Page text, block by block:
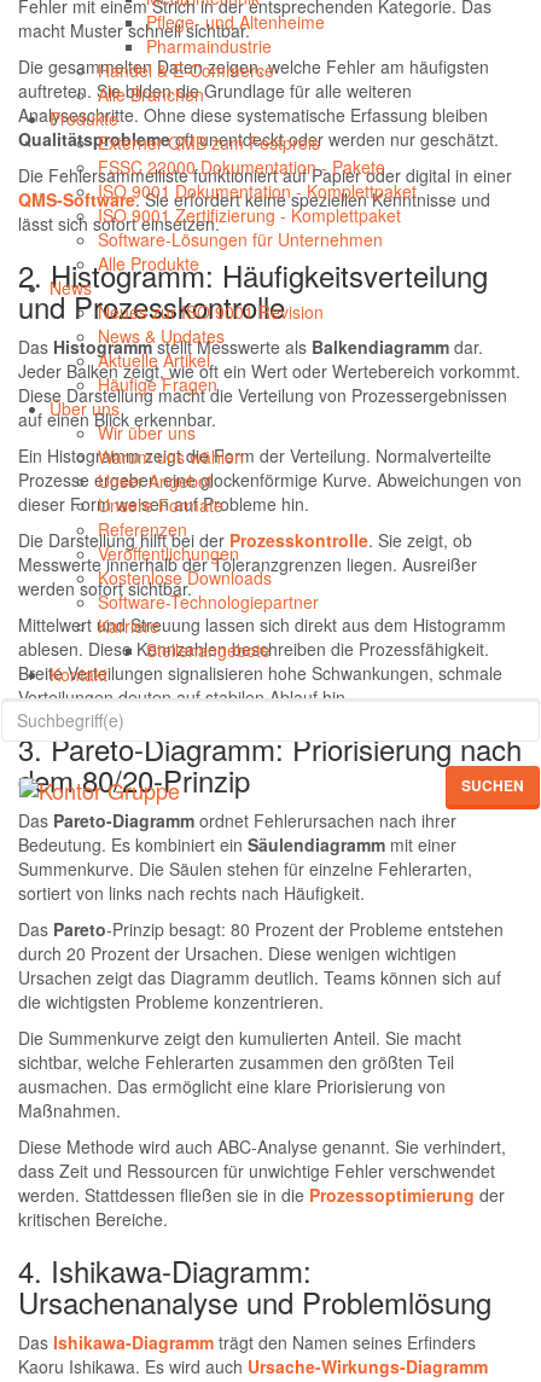
Pflege- und Altenheime
Pharmaindustrie
Handel & E-Commerce
Alle Branchen
Produkte
Externer QMB zum Festpreis
FSSC 22000 Dokumentation - Pakete
ISO 9001 Dokumentation - Komplettpaket
ISO 9001 Zertifizierung - Komplettpaket
Software-Lösungen für Unternehmen
Alle Produkte
News
Neues zur ISO 9001 Revision
News & Updates
Aktuelle Artikel
Häufige Fragen
Über uns
Wir über uns
Warum uns wählen
Unser Angebot
Unsere Formate
Referenzen
Veröffentlichungen
Kostenlose Downloads
Software-Technologiepartner
Karriere
Stellenangebote
Kontakt
SUCHEN
Fehler mit einem Strich in der entsprechenden Kategorie. Das
macht Muster schnell sichtbar.
Die gesammelten Daten zeigen, welche Fehler am häufigsten
auftreten. Sie bilden die Grundlage für alle weiteren
Analyseschritte. Ohne diese systematische Erfassung bleiben
Qualitätsproblemeoft unentdeckt oder werden nur geschätzt.
Die Fehlersammelliste funktioniert auf Papier oder digital in einer
QMS-Software. Sie erfordert keine speziellen Kenntnisse und
lässt sich sofort einsetzen.
2. Histogramm: Häufigkeitsverteilung
und Prozesskontrolle
Das Histogrammstellt Messwerte als Balkendiagramm dar.
Jeder Balken zeigt, wie oft ein Wert oder Wertebereich vorkommt.
Diese Darstellung macht die Verteilung von Prozessergebnissen
auf einen Blick erkennbar.
Ein Histogramm zeigt die Form der Verteilung. Normalverteilte
Prozesse ergeben eine glockenförmige Kurve. Abweichungen von
dieser Form weisen auf Probleme hin.
Die Darstellung hilft bei der Prozesskontrolle. Sie zeigt, ob
Messwerte innerhalb der Toleranzgrenzen liegen. Ausreißer
werden sofort sichtbar.
Mittelwert und Streuung lassen sich direkt aus dem Histogramm
ablesen. Diese Kennzahlen beschreiben die Prozessfähigkeit.
Breite Verteilungen signalisieren hohe Schwankungen, schmale
Verteilungen deuten auf stabilen Ablauf hin.
3. Pareto-Diagramm: Priorisierung nach
dem 80/20-Prinzip
Das Pareto-Diagramm ordnet Fehlerursachen nach ihrer
Bedeutung. Es kombiniert ein Säulendiagramm mit einer
Summenkurve. Die Säulen stehen für einzelne Fehlerarten,
sortiert von links nach rechts nach Häufigkeit.
Das Pareto-Prinzip besagt: 80 Prozent der Probleme entstehen
durch 20 Prozent der Ursachen. Diese wenigen wichtigen
Ursachen zeigt das Diagramm deutlich. Teams können sich auf
die wichtigsten Probleme konzentrieren.
Die Summenkurve zeigt den kumulierten Anteil. Sie macht
sichtbar, welche Fehlerarten zusammen den größten Teil
ausmachen. Das ermöglicht eine klare Priorisierung von
Maßnahmen.
Diese Methode wird auch ABC-Analyse genannt. Sie verhindert,
dass Zeit und Ressourcen für unwichtige Fehler verschwendet
werden. Stattdessen fließen sie in die Prozessoptimierung der
kritischen Bereiche.
4. Ishikawa-Diagramm:
Ursachenanalyse und Problemlösung
Das Ishikawa-Diagramm trägt den Namen seines Erfinders
Kaoru Ishikawa. Es wird auch Ursache-Wirkungs-Diagramm